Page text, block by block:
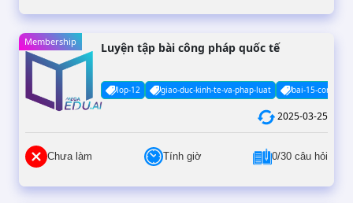
Membership Luyện tập bài công pháp quốc tế
lop-12 giao-duc-kinh-te-va-phap-luat bai-15-cong-
2025-03-25
Chưa làm Tính giờ 0/30 câu hỏi